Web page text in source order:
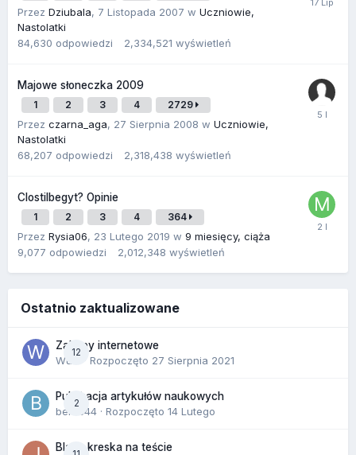
Przez Dziubala, 7 Listopada 2007 w Uczniowie,
Nastolatki
84,630 odpowiedzi 2,334,521 wyświetleń
Majowe słoneczka 2009
1 2 3 4 2729
Przez czarna_aga, 27 Sierpnia 2008 w Uczniowie,
Nastolatki
68,207 odpowiedzi 2,318,438 wyświetleń
Clostilbegyt? Opinie
1 2 3 4 364
Przez Rysia06, 23 Lutego 2019 w 9 miesięcy, ciąża
9,077 odpowiedzi 2,012,348 wyświetleń
Ostatnio zaktualizowane
12
Zakupy internetowe
Wula
· Rozpoczęto 27 Sierpnia 2021
2
Publikacja artykułów naukowych
berus44 · Rozpoczęto 14 Lutego
Blada kreska na teście